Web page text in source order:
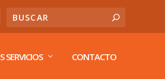
SERVICIOS CONTACTO